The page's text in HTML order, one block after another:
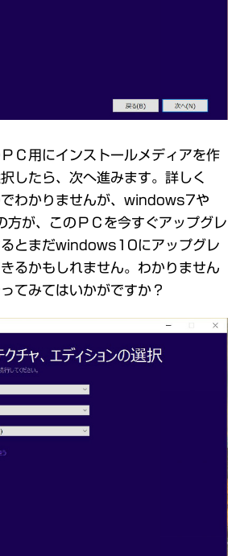
Ｃ用にインストールメディアを作
したら、次へ進みます。詳しく
でわかりませんが、windows7や
が、このＰＣを今すぐアップグレ
るとまだwindows10にアップグレ
るかもしれません。わかりません
てみてはいかがですか？